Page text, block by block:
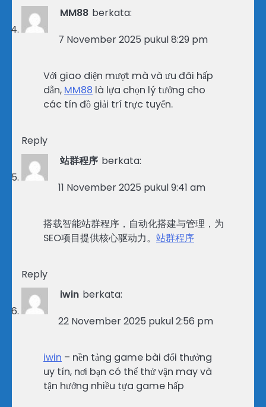
MM88 berkata:
7 November 2025 pukul 8:29 pm
Với giao diện mượt mà và ưu đãi hấp
dẫn, MM88 là lựa chọn lý tưởng cho
các tín đồ giải trí trực tuyến.
Reply
站群程序 berkata:
11 November 2025 pukul 9:41 am
搭载智能站群程序，自动化搭建与管理，为
SEO项目提供核心驱动力。 站群程序
Reply
iwin berkata:
22 November 2025 pukul 2:56 pm
iwin – nền tảng game bài đổi thưởng
uy tín, nơi bạn có thể thử vận may và
tận hưởng nhiều tựa game hấp